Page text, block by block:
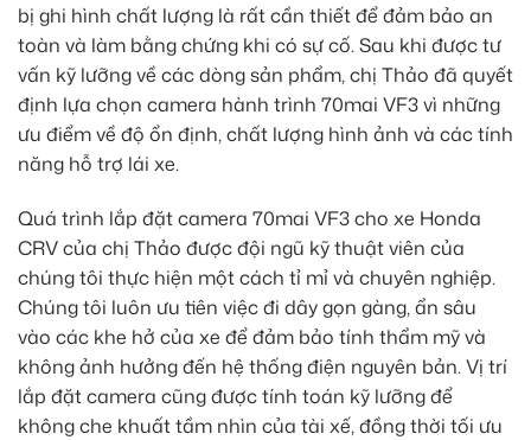
bị ghi hình chất lượng là rất cần thiết để đảm bảo an
toàn và làm bằng chứng khi có sự cố. Sau khi được tư
vấn kỹ lưỡng về các dòng sản phẩm, chị Thảo đã quyết
định lựa chọn camera hành trình 70mai VF3 vì những
ưu điểm về độ ổn định, chất lượng hình ảnh và các tính
năng hỗ trợ lái xe.
Quá trình lắp đặt camera 70mai VF3 cho xe Honda
CRV của chị Thảo được đội ngũ kỹ thuật viên của
chúng tôi thực hiện một cách tỉ mỉ và chuyên nghiệp.
Chúng tôi luôn ưu tiên việc đi dây gọn gàng, ẩn sâu
vào các khe hở của xe để đảm bảo tính thẩm mỹ và
không ảnh hưởng đến hệ thống điện nguyên bản. Vị trí
lắp đặt camera cũng được tính toán kỹ lưỡng để
không che khuất tầm nhìn của tài xế, đồng thời tối ưu